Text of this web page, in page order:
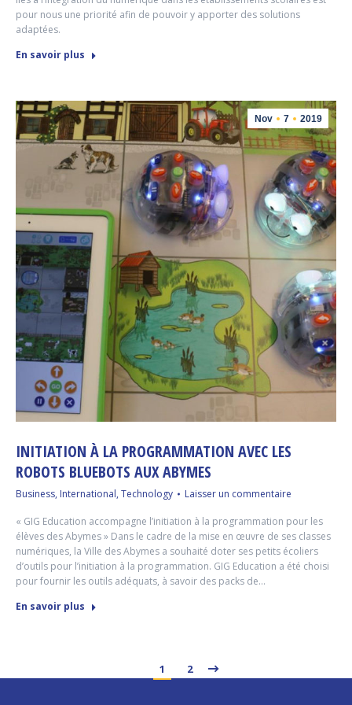
pour nous une priorité afin de pouvoir y apporter des solutions
adaptées.
En savoir plus
Nov 7 2019
INITIATION À LA PROGRAMMATION AVEC LES
ROBOTS BLUEBOTS AUX ABYMES
Business, International, Technology Laisser un commentaire
« GIG Education accompagne l’initiation à la programmation pour les
élèves des Abymes » Dans le cadre de la mise en œuvre de ses classes
numériques, la Ville des Abymes a souhaité doter ses petits écoliers
d’outils pour l’initiation à la programmation. GIG Education a été choisi
pour fournir les outils adéquats, à savoir des packs de…
En savoir plus
1 2